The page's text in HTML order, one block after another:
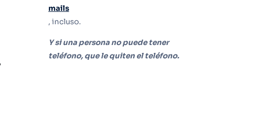
mails
, incluso.
Y si una persona no puede tener
teléfono, que le quiten el teléfono.